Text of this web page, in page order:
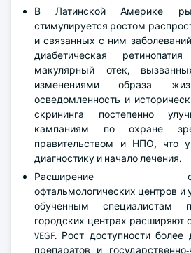
В Латинской Америке
стимулируется ростом
и связанных с ним
диабетическая
макулярный отек,
изменениями образа
осведомленность и
скрининга постепенно
кампаниям по охране
правительством и НПО, что
диагностику и начало лечения.
Расширение
офтальмологических центров и
обученным специалистам
городских центрах расширяют
VEGF. Рост доступности
препаратов и